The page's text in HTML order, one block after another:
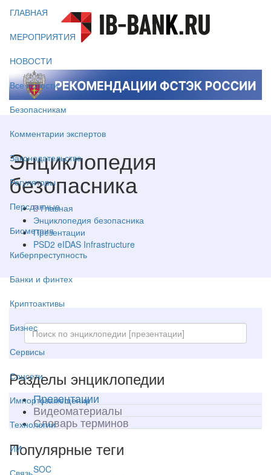
ГЛАВНАЯ
МЕРОПРИЯТИЯ
НОВОСТИ
Все новости
Безопасникам
Комментарии экспертов
Законодательство
Регуляторы
Персданные
Биометрия
Киберпреступность
Банки и финтех
Криптоактивы
Бизнес
Сервисы
Соцсети
Импортозамещение
Технологии
ИИ
Связь
Энциклопедия
безопасника
Главная
Энциклопедия безопасника
Презентации
PSD2 eIDAS Infrastructure
Разделы энциклопедии
Презентации
Видеоматериалы
Словарь терминов
Популярные теги
SOC